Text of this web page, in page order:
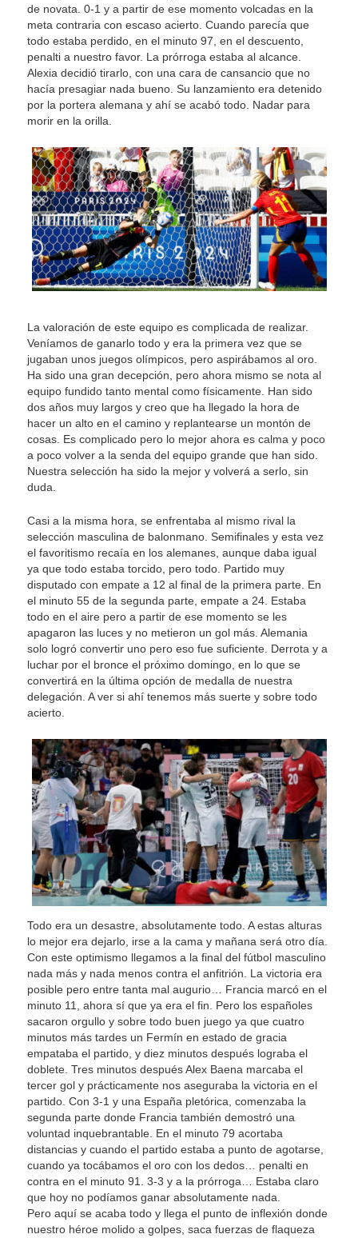
de novata. 0-1 y a partir de ese momento volcadas en la
meta contraria con escaso acierto. Cuando parecía que
todo estaba perdido, en el minuto 97, en el descuento,
penalti a nuestro favor. La prórroga estaba al alcance.
Alexia decidió tirarlo, con una cara de cansancio que no
hacía presagiar nada bueno. Su lanzamiento era detenido
por la portera alemana y ahí se acabó todo. Nadar para
morir en la orilla.
La valoración de este equipo es complicada de realizar.
Veníamos de ganarlo todo y era la primera vez que se
jugaban unos juegos olímpicos, pero aspirábamos al oro.
Ha sido una gran decepción, pero ahora mismo se nota al
equipo fundido tanto mental como físicamente. Han sido
dos años muy largos y creo que ha llegado la hora de
hacer un alto en el camino y replantearse un montón de
cosas. Es complicado pero lo mejor ahora es calma y poco
a poco volver a la senda del equipo grande que han sido.
Nuestra selección ha sido la mejor y volverá a serlo, sin
duda.
Casi a la misma hora, se enfrentaba al mismo rival la
selección masculina de balonmano. Semifinales y esta vez
el favoritismo recaía en los alemanes, aunque daba igual
ya que todo estaba torcido, pero todo. Partido muy
disputado con empate a 12 al final de la primera parte. En
el minuto 55 de la segunda parte, empate a 24. Estaba
todo en el aire pero a partir de ese momento se les
apagaron las luces y no metieron un gol más. Alemania
solo logró convertir uno pero eso fue suficiente. Derrota y a
luchar por el bronce el próximo domingo, en lo que se
convertirá en la última opción de medalla de nuestra
delegación. A ver si ahí tenemos más suerte y sobre todo
acierto.
Todo era un desastre, absolutamente todo. A estas alturas
lo mejor era dejarlo, irse a la cama y mañana será otro día.
Con este optimismo llegamos a la final del fútbol masculino
nada más y nada menos contra el anfitrión. La victoria era
posible pero entre tanta mal augurio… Francia marcó en el
minuto 11, ahora sí que ya era el fin. Pero los españoles
sacaron orgullo y sobre todo buen juego ya que cuatro
minutos más tardes un Fermín en estado de gracia
empataba el partido, y diez minutos después lograba el
doblete. Tres minutos después Alex Baena marcaba el
tercer gol y prácticamente nos aseguraba la victoria en el
partido. Con 3-1 y una España pletórica, comenzaba la
segunda parte donde Francia también demostró una
voluntad inquebrantable. En el minuto 79 acortaba
distancias y cuando el partido estaba a punto de agotarse,
cuando ya tocábamos el oro con los dedos… penalti en
contra en el minuto 91. 3-3 y a la prórroga… Estaba claro
que hoy no podíamos ganar absolutamente nada.
Pero aquí se acaba todo y llega el punto de inflexión donde
nuestro héroe molido a golpes, saca fuerzas de flaqueza